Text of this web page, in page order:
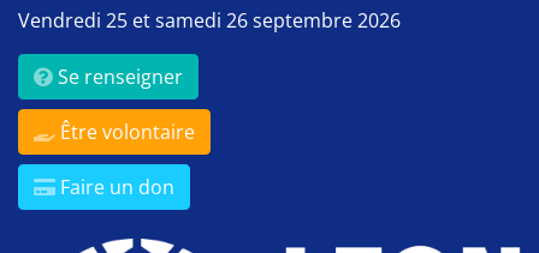
Vendredi 25 et samedi 26 septembre 2026
Se renseigner
Être volontaire
Faire un don